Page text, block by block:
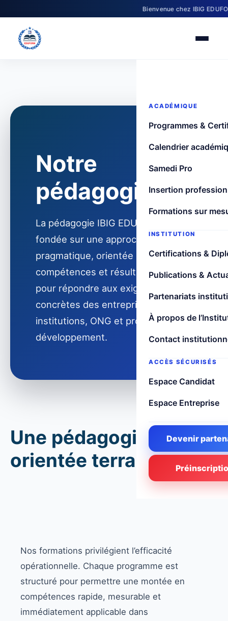
Bienvenue chez IBIG
ACADÉMIQUE
Programmes &
Calendrier
Samedi Pro
Insertion
Formations sur
INSTITUTION
Certifications &
Publications &
Partenariats
À propos de
Contact
ACCÈS SÉCURISÉS
Espace Candidat
Espace Entreprise
Devenir
Notre
pédagogie
La pédagogie IBIG EDUFORM est
fondée sur une approche
pragmatique, orientée
compétences et résultats, conçue
pour répondre aux exigences
concrètes des entreprises,
institutions, ONG et projets de
développement.
Une pédagogie
orientée terrain
Nos formations privilégient l’efficacité
opérationnelle. Chaque programme est
structuré pour permettre une montée en
compétences rapide, mesurable et
immédiatement applicable dans